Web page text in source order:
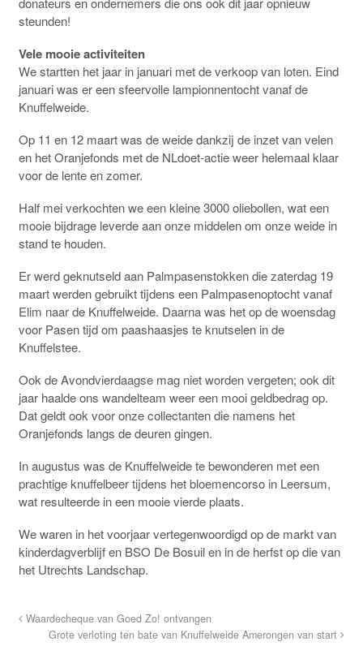
steunden!
Vele mooie activiteiten
We startten het jaar in januari met de verkoop van loten. Eind
januari was er een sfeervolle lampionnentocht vanaf de
Knuffelweide.
Op 11 en 12 maart was de weide dankzij de inzet van velen
en het Oranjefonds met de NLdoet-actie weer helemaal klaar
voor de lente en zomer.
Half mei verkochten we een kleine 3000 oliebollen, wat een
mooie bijdrage leverde aan onze middelen om onze weide in
stand te houden.
Er werd geknutseld aan Palmpasenstokken die zaterdag 19
maart werden gebruikt tijdens een Palmpasenoptocht vanaf
Elim naar de Knuffelweide. Daarna was het op de woensdag
voor Pasen tijd om paashaasjes te knutselen in de
Knuffelstee.
Ook de Avondvierdaagse mag niet worden vergeten; ook dit
jaar haalde ons wandelteam weer een mooi geldbedrag op.
Dat geldt ook voor onze collectanten die namens het
Oranjefonds langs de deuren gingen.
In augustus was de Knuffelweide te bewonderen met een
prachtige knuffelbeer tijdens het bloemencorso in Leersum,
wat resulteerde in een mooie vierde plaats.
We waren in het voorjaar vertegenwoordigd op de markt van
kinderdagverblijf en BSO De Bosuil en in de herfst op die van
het Utrechts Landschap.
Waardecheque van Goed Zo! ontvangen
Grote verloting ten bate van Knuffelweide Amerongen van start